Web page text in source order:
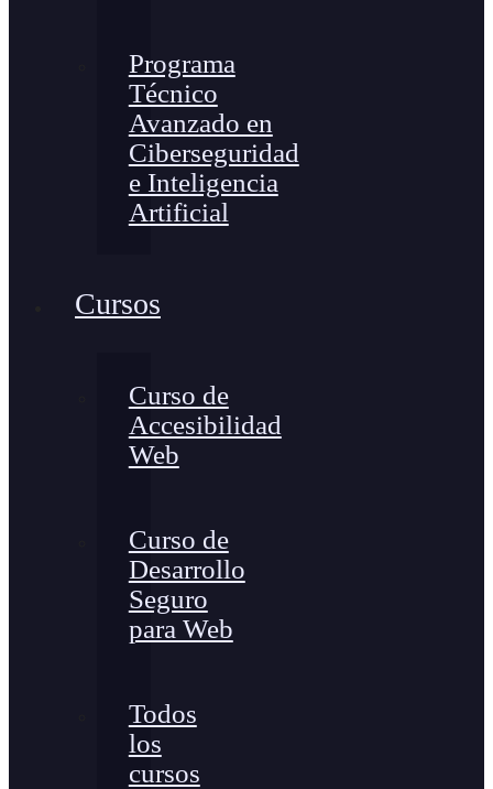
Programa
Técnico
Avanzado en
Ciberseguridad
e Inteligencia
Artificial
Cursos
Curso de
Accesibilidad
Web
Curso de
Desarrollo
Seguro
para Web
Todos
los
cursos